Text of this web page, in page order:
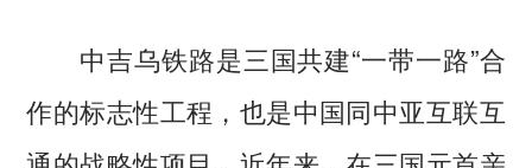
中吉乌铁路是三国共建“一带一路”合
作的标志性工程，也是中国同中亚互联互